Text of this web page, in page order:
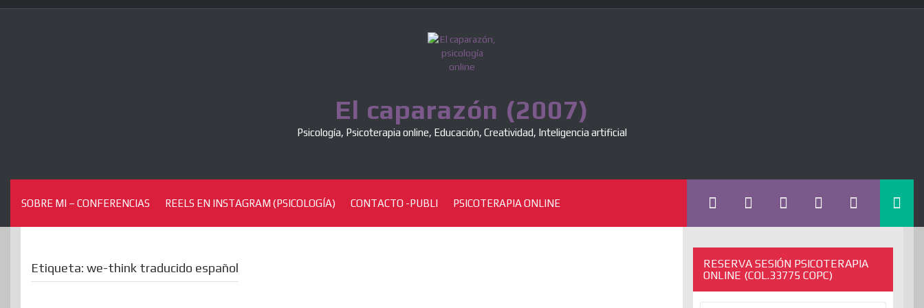
Skip
El caparazón (2007)
Psicología, Psicoterapia online, Educación, Creatividad, Inteligencia artificial
SOBRE MI – CONFERENCIAS REELS EN INSTAGRAM (PSICOLOGÍA) CONTACTO -PUBLI PSICOTERAPIA ONLINE
Etiqueta: we-think traducido español
RESERVA SESIÓN PSICOTERAPIA
ONLINE (COL.33775 COPC)